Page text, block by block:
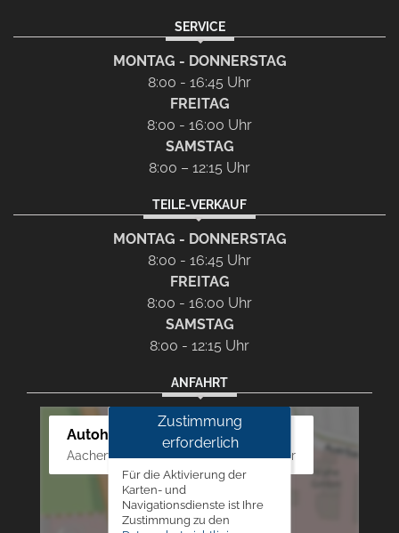
SERVICE
MONTAG - DONNERSTAG
8:00 - 16:45 Uhr
FREITAG
8:00 - 16:00 Uhr
SAMSTAG
8:00 – 12:15 Uhr
TEILE-VERKAUF
MONTAG - DONNERSTAG
8:00 - 16:45 Uhr
FREITAG
8:00 - 16:00 Uhr
SAMSTAG
8:00 - 12:15 Uhr
ANFAHRT
Autohaus Westphal
Aachener Str. 84 - 88, 52249 Eschweiler
Zustimmung
erforderlich
Für die Aktivierung der
Karten- und
Navigationsdienste ist Ihre
Zustimmung zu den